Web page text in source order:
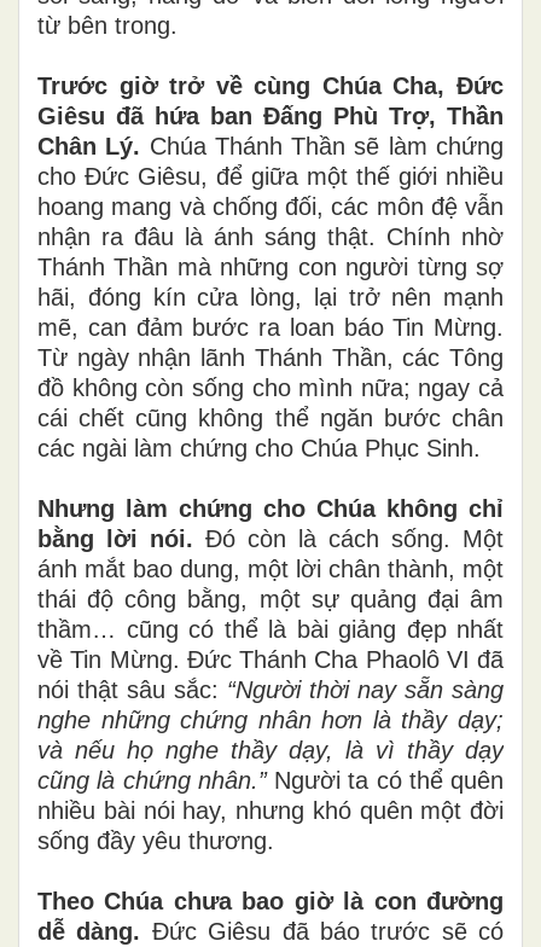
từ bên trong.
Trước giờ trở về cùng Chúa Cha, Đức
Giêsu đã hứa ban Đấng Phù Trợ, Thần
Chân Lý. Chúa Thánh Thần sẽ làm chứng
cho Đức Giêsu, để giữa một thế giới nhiều
hoang mang và chống đối, các môn đệ vẫn
nhận ra đâu là ánh sáng thật. Chính nhờ
Thánh Thần mà những con người từng sợ
hãi, đóng kín cửa lòng, lại trở nên mạnh
mẽ, can đảm bước ra loan báo Tin Mừng.
Từ ngày nhận lãnh Thánh Thần, các Tông
đồ không còn sống cho mình nữa; ngay cả
cái chết cũng không thể ngăn bước chân
các ngài làm chứng cho Chúa Phục Sinh.
Nhưng làm chứng cho Chúa không chỉ
bằng lời nói. Đó còn là cách sống. Một
ánh mắt bao dung, một lời chân thành, một
thái độ công bằng, một sự quảng đại âm
thầm… cũng có thể là bài giảng đẹp nhất
về Tin Mừng. Đức Thánh Cha Phaolô VI đã
nói thật sâu sắc: “Người thời nay sẵn sàng
nghe những chứng nhân hơn là thầy dạy;
và nếu họ nghe thầy dạy, là vì thầy dạy
cũng là chứng nhân.”Người ta có thể quên
nhiều bài nói hay, nhưng khó quên một đời
sống đầy yêu thương.
Theo Chúa chưa bao giờ là con đường
dễ dàng. Đức Giêsu đã báo trước sẽ có